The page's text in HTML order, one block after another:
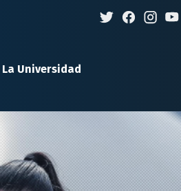
La Universidad